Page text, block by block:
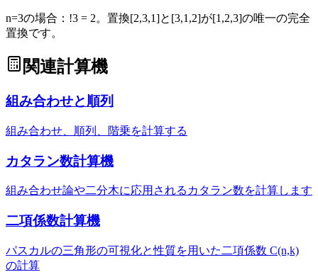
n=3の場合：!3 = 2。置換[2,3,1]と[3,1,2]が[1,2,3]の唯一の完全
置換です。
関連計算機
組み合わせと順列
組み合わせ、順列、階乗を計算する
カタラン数計算機
組み合わせ論や二分木に応用されるカタラン数を計算します
二項係数計算機
パスカルの三角形の可視化と性質を用いた二項係数 C(n,k)
の計算